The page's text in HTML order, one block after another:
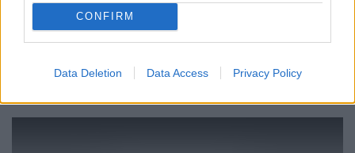
CONFIRM
Data Deletion Data Access Privacy Policy
εκδώσει προειδοποιήσεις προς τους
κατοίκους περιοχών τις οποίες αναμένεται
εξασθενήσει και να απομακρυνθεί πάνω από